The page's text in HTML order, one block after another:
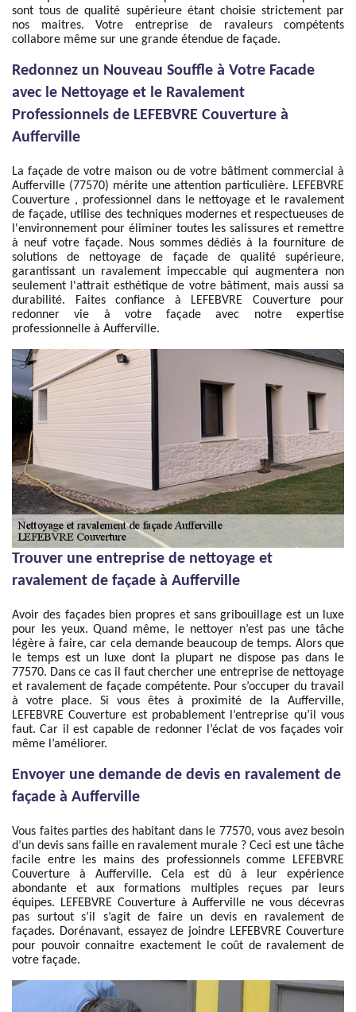
sont tous de qualité supérieure étant choisie strictement par
nos maitres. Votre entreprise de ravaleurs compétents
collabore même sur une grande étendue de façade.
Redonnez un Nouveau Souffle à Votre Facade
avec le Nettoyage et le Ravalement
Professionnels de LEFEBVRE Couverture à
Aufferville
La façade de votre maison ou de votre bâtiment commercial à
Aufferville (77570) mérite une attention particulière. LEFEBVRE
Couverture , professionnel dans le nettoyage et le ravalement
de façade, utilise des techniques modernes et respectueuses de
l'environnement pour éliminer toutes les salissures et remettre
à neuf votre façade. Nous sommes dédiés à la fourniture de
solutions de nettoyage de façade de qualité supérieure,
garantissant un ravalement impeccable qui augmentera non
seulement l'attrait esthétique de votre bâtiment, mais aussi sa
durabilité. Faites confiance à LEFEBVRE Couverture pour
redonner vie à votre façade avec notre expertise
professionnelle à Aufferville.
Trouver une entreprise de nettoyage et
ravalement de façade à Aufferville
Avoir des façades bien propres et sans gribouillage est un luxe
pour les yeux. Quand même, le nettoyer n’est pas une tâche
légère à faire, car cela demande beaucoup de temps. Alors que
le temps est un luxe dont la plupart ne dispose pas dans le
77570. Dans ce cas il faut chercher une entreprise de nettoyage
et ravalement de façade compétente. Pour s’occuper du travail
à votre place. Si vous êtes à proximité de la Aufferville,
LEFEBVRE Couverture est probablement l’entreprise qu’il vous
faut. Car il est capable de redonner l’éclat de vos façades voir
même l’améliorer.
Envoyer une demande de devis en ravalement de
façade à Aufferville
Vous faites parties des habitant dans le 77570, vous avez besoin
d’un devis sans faille en ravalement murale ? Ceci est une tâche
facile entre les mains des professionnels comme LEFEBVRE
Couverture à Aufferville. Cela est dû à leur expérience
abondante et aux formations multiples reçues par leurs
équipes. LEFEBVRE Couverture à Aufferville ne vous décevras
pas surtout s’il s’agit de faire un devis en ravalement de
façades. Dorénavant, essayez de joindre LEFEBVRE Couverture
pour pouvoir connaitre exactement le coût de ravalement de
votre façade.